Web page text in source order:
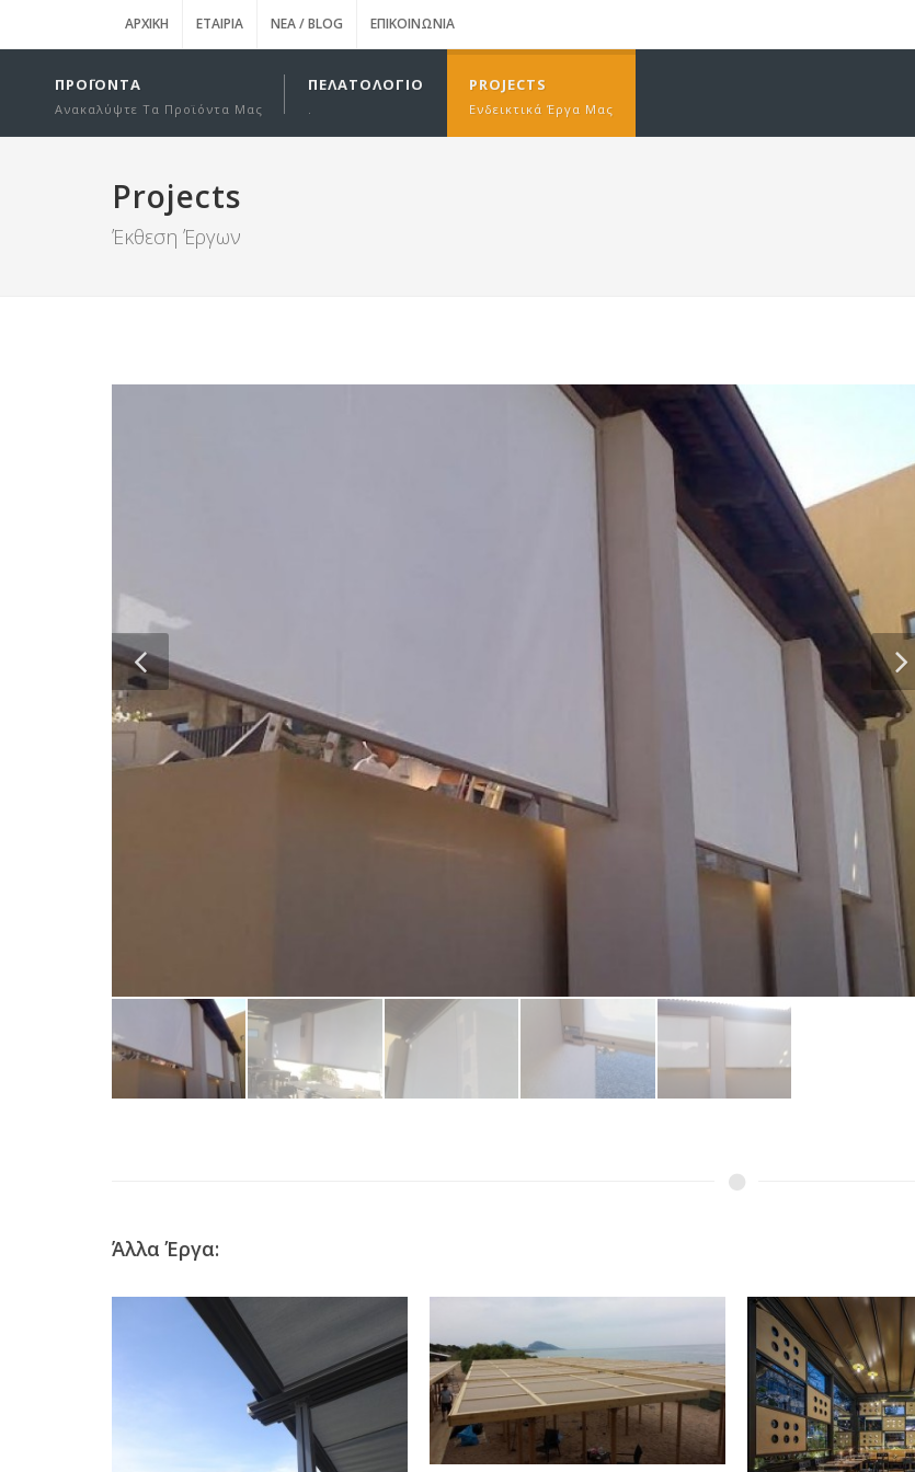
ΑΡΧΙΚΉ ΕΤΑΙΡΊΑ ΝΈΑ / BLOG ΕΠΙΚΟΙΝΩΝΊΑ
ΠΡΟΪΌΝΤΑ
Ανακαλύψτε Τα Προϊόντα Μας
ΠΕΛΑΤΟΛΌΓΙΟ
.
PROJECTS
Ενδεικτικά Έργα Μας
Projects
Έκθεση Έργων
Άλλα Έργα: